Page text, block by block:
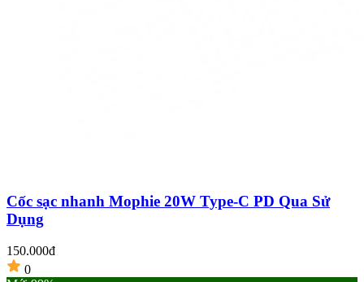
Cốc sạc nhanh Mophie 20W Type-C PD Qua Sử
Dụng
150.000đ
0